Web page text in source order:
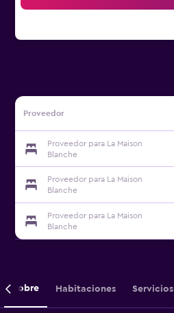
Proveedor
Proveedor para La Maison
Blanche
Proveedor para La Maison
Blanche
Proveedor para La Maison
Blanche
Sobre Habitaciones Servicios